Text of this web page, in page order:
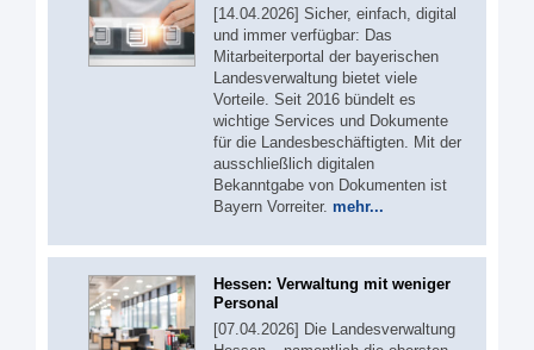
[14.04.2026] Sicher, einfach, digital
und immer verfügbar: Das
Mitarbeiterportal der bayerischen
Landesverwaltung bietet viele
Vorteile. Seit 2016 bündelt es
wichtige Services und Dokumente
für die Landesbeschäftigten. Mit der
ausschließlich digitalen
Bekanntgabe von Dokumenten ist
Bayern Vorreiter. mehr...
Hessen: Verwaltung mit weniger
Personal
[07.04.2026] Die Landesverwaltung